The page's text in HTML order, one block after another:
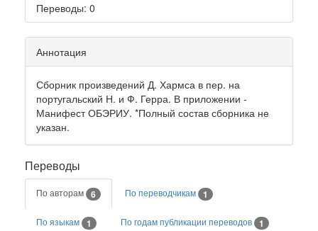
Переводы: 0
Аннотация
Сборник произведений Д. Хармса в пер. на
португальский Н. и Ф. Герра. В приложении -
Манифест ОБЭРИУ. *Полный состав сборника не
указан.
Переводы
По авторам 6 По переводчикам 1
По языкам 1 По годам публикации переводов 1